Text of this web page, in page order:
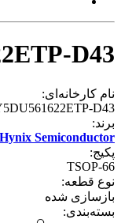
D43
نام کارخانه‌ای:
D43
برند:
Hynix Semiconductor
پکیج:
TSOP-66
نوع قطعه:
بازسازی شده
بسته‌بندی: